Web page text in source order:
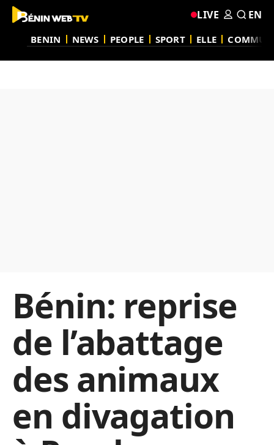
BENIN NEWS PEOPLE SPORT ELLE
LIVE EN
Bénin: reprise
de l’abattage
des animaux
en divagation